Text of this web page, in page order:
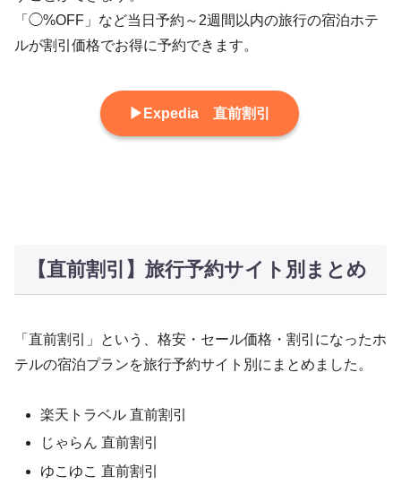
「◯%OFF」など当日予約～2週間以内の旅行の宿泊ホテ
ルが割引価格でお得に予約できます。
▶Expedia 直前割引
【直前割引】旅行予約サイト別まとめ
「直前割引」という、格安・セール価格・割引になったホ
テルの宿泊プランを旅行予約サイト別にまとめました。
楽天トラベル 直前割引
じゃらん 直前割引
ゆこゆこ 直前割引